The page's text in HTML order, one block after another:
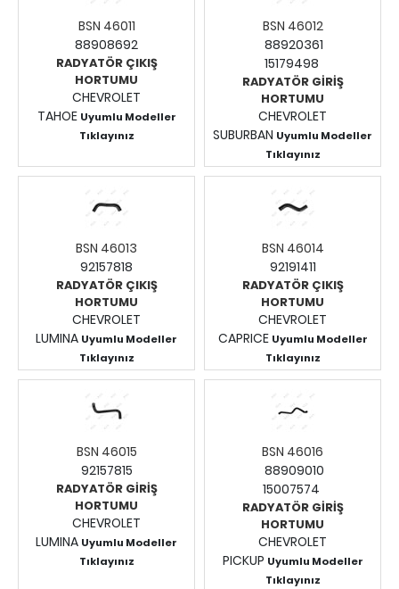
BSN 46011
88908692
RADYATÖR ÇIKIŞ
HORTUMU
CHEVROLET
TAHOE Uyumlu Modeller
Tıklayınız
Giriş Yapınız.
BSN 46012
88920361
15179498
RADYATÖR GİRİŞ
HORTUMU
CHEVROLET
SUBURBAN Uyumlu Modeller
Tıklayınız
Fiyatları Görmek İçin
Giriş Yapınız.
BSN 46013
92157818
RADYATÖR ÇIKIŞ
HORTUMU
CHEVROLET
LUMINA Uyumlu Modeller
Tıklayınız
Fiyatları Görmek İçin
Giriş Yapınız.
BSN 46014
92191411
RADYATÖR ÇIKIŞ
HORTUMU
CHEVROLET
CAPRICE Uyumlu Modeller
Tıklayınız
Fiyatları Görmek İçin
Giriş Yapınız.
BSN 46015
92157815
RADYATÖR GİRİŞ
HORTUMU
CHEVROLET
LUMINA Uyumlu Modeller
Tıklayınız
BSN 46016
88909010
15007574
RADYATÖR GİRİŞ
HORTUMU
CHEVROLET
PICKUP Uyumlu Modeller
Tıklayınız